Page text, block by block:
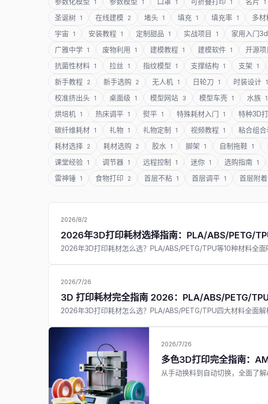
1 1 1 1 1
圣诞树 1 在线建模 2 堵头 1 填充 1 填充率 1 多材
宇宙 1 安装教程 1 定制甜品 1 实战项目 1 家用入门
广雅中学 1 废物利用 1 建模教程 1 建模软件 1 开源项
抗菌性材料 1 拉丝 1 指纹模型 1 支撑结构 1 支架 1
新手教程 2 新手选购 2 无人机 1 日轮刀 1 时装设计 1
校准挤出头 1 桌面级 1 模型网站 3 模型车壳 1 水族 1
烘培机 1 热床调平 1 熨平 1 特殊耗材入门 1 特种3D
碳纤维耗材 1 礼物 1 礼物定制 1 视频教程 1 粘合组合
耗材选择 2 耗材选购 2 胶水 1 脚架 1 自制拖鞋 1
课堂经验 1 调节器 1 远程控制 1 迷你 1 选购指南 1
雷神锤 1 食物打印 2 首层不粘 1 首层调平 1 首层附
2026/8/2
2026年3D打印耗材选择指南：PLA/ABS/PETG/
2026年3D打印耗材怎么选？PLA/ABS/PETG/TPU等10种材料全
2026/7/26
3D 打印耗材完全指南 2026：PLA/ABS/PETG/
2026年3D打印耗材怎么选？PLA/ABS/PETG/TPU四大材料全面
2026/7/26
多色3D打印完全指南：
从手动换料到自动切换，全面了